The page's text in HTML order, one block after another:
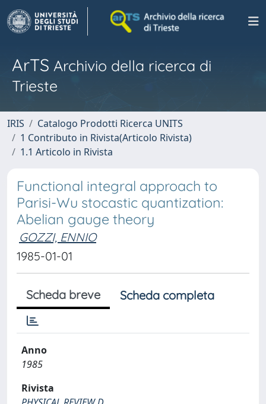
ArTS Archivio della ricerca di
Trieste
IRIS
Catalogo Prodotti Ricerca UNITS
1 Contributo in Rivista(Articolo Rivista)
1.1 Articolo in Rivista
Functional integral approach to
Parisi-Wu stocastic quantization:
Abelian gauge theory
GOZZI, ENNIO
1985-01-01
Scheda breve Scheda completa
Anno
1985
Rivista